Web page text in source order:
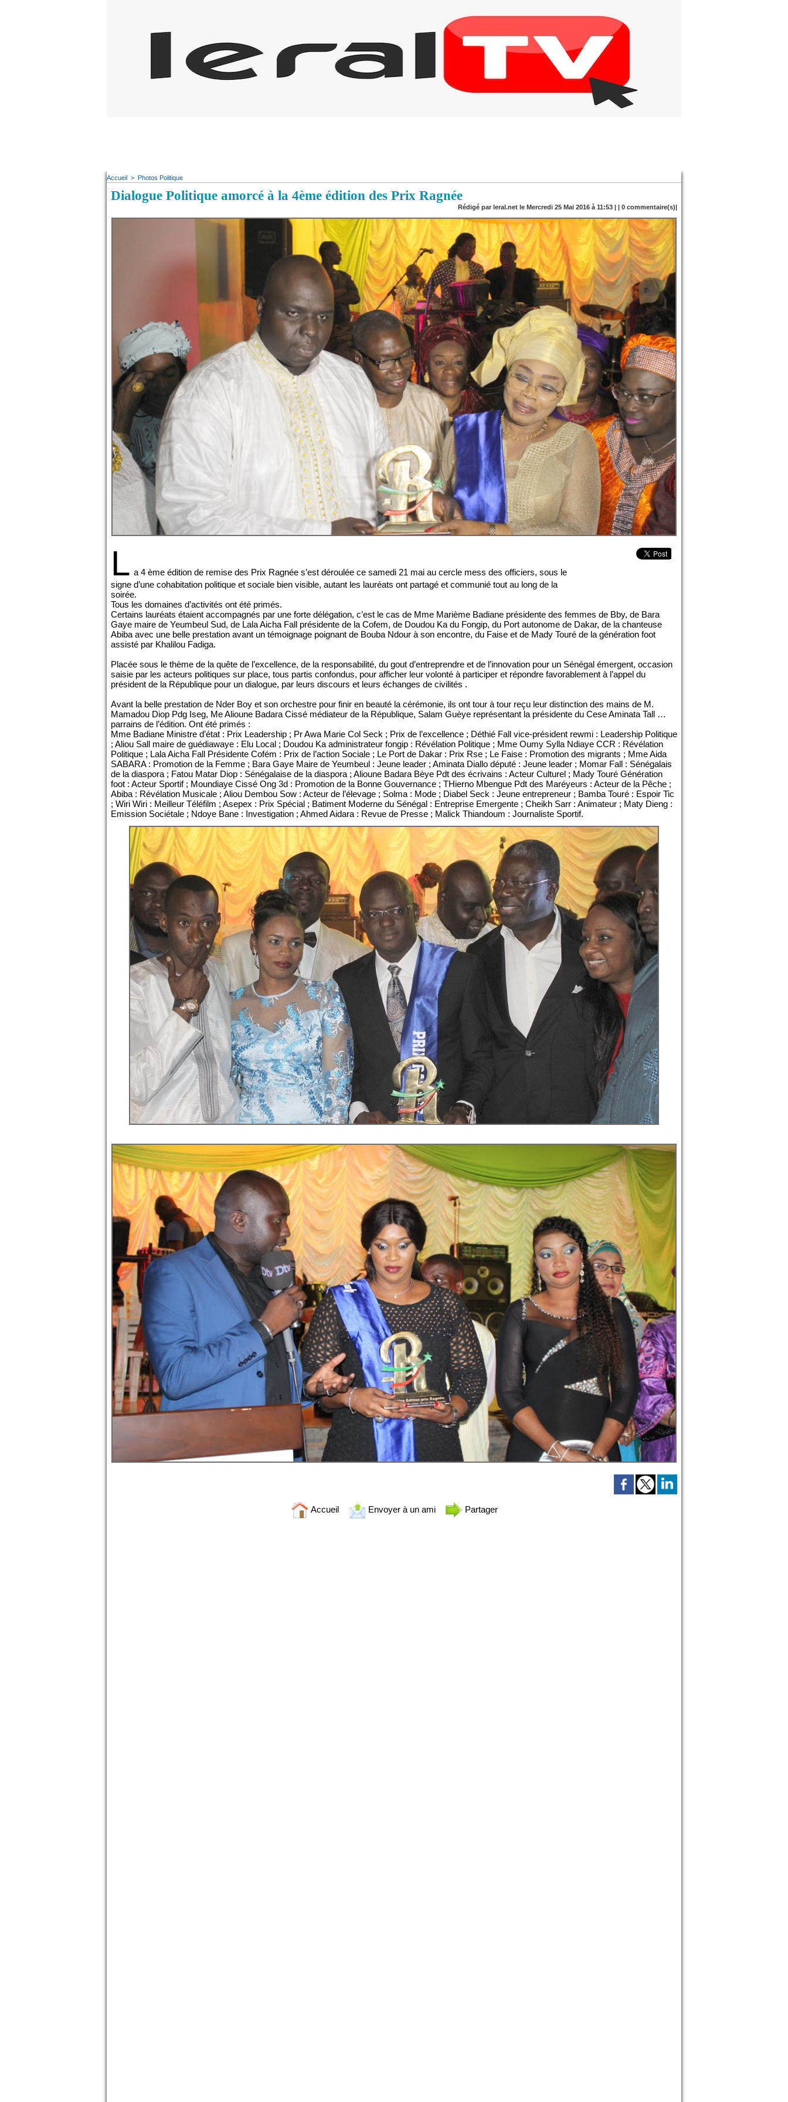
Accueil > Photos Politique
Dialogue Politique amorcé à la 4ème édition des Prix Ragnée
Rédigé par leral.net le Mercredi 25 Mai 2016 à 11:53 | | 0 commentaire(s)|
L a 4 ème édition de remise des Prix Ragnée s’est déroulée ce samedi 21 mai au cercle mess des officiers, sous le
signe d’une cohabitation politique et sociale bien visible, autant les lauréats ont partagé et communié tout au long de la
soirée.
Tous les domaines d’activités ont été primés.
Certains lauréats étaient accompagnés par une forte délégation, c’est le cas de Mme Marième Badiane présidente des femmes de Bby, de Bara
Gaye maire de Yeumbeul Sud, de Lala Aicha Fall présidente de la Cofem, de Doudou Ka du Fongip, du Port autonome de Dakar, de la chanteuse
Abiba avec une belle prestation avant un témoignage poignant de Bouba Ndour à son encontre, du Faise et de Mady Touré de la génération foot
assisté par Khalilou Fadiga.
Placée sous le thème de la quête de l’excellence, de la responsabilité, du gout d’entreprendre et de l’innovation pour un Sénégal émergent, occasion
saisie par les acteurs politiques sur place, tous partis confondus, pour afficher leur volonté à participer et répondre favorablement à l’appel du
président de la République pour un dialogue, par leurs discours et leurs échanges de civilités .
Avant la belle prestation de Nder Boy et son orchestre pour finir en beauté la cérémonie, ils ont tour à tour reçu leur distinction des mains de M.
Mamadou Diop Pdg Iseg, Me Alioune Badara Cissé médiateur de la République, Salam Guèye représentant la présidente du Cese Aminata Tall …
parrains de l’édition. Ont été primés :
Mme Badiane Ministre d’état : Prix Leadership ; Pr Awa Marie Col Seck ; Prix de l’excellence ; Déthié Fall vice-président rewmi : Leadership Politique
; Aliou Sall maire de guédiawaye : Elu Local ; Doudou Ka administrateur fongip : Révélation Politique ; Mme Oumy Sylla Ndiaye CCR : Révélation
Politique ; Lala Aicha Fall Présidente Cofém : Prix de l’action Sociale ; Le Port de Dakar : Prix Rse ; Le Faise : Promotion des migrants ; Mme Aida
SABARA : Promotion de la Femme ; Bara Gaye Maire de Yeumbeul : Jeune leader ; Aminata Diallo député : Jeune leader ; Momar Fall : Sénégalais
de la diaspora ; Fatou Matar Diop : Sénégalaise de la diaspora ; Alioune Badara Bèye Pdt des écrivains : Acteur Culturel ; Mady Touré Génération
foot : Acteur Sportif ; Moundiaye Cissé Ong 3d : Promotion de la Bonne Gouvernance ; THierno Mbengue Pdt des Maréyeurs : Acteur de la Pêche ;
Abiba : Révélation Musicale ; Aliou Dembou Sow : Acteur de l’élevage ; Solma : Mode ; Diabel Seck : Jeune entrepreneur ; Bamba Touré : Espoir Tic
; Wiri Wiri : Meilleur Téléfilm ; Asepex : Prix Spécial ; Batiment Moderne du Sénégal : Entreprise Emergente ; Cheikh Sarr : Animateur ; Maty Dieng :
Emission Sociétale ; Ndoye Bane : Investigation ; Ahmed Aidara : Revue de Presse ; Malick Thiandoum : Journaliste Sportif.
Accueil Envoyer à un ami Partager